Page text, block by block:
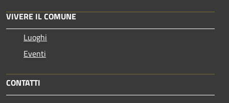
VIVERE IL COMUNE
Luoghi
Eventi
CONTATTI